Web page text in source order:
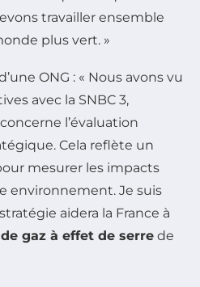
travailler ensemble
plus vert. »
ONG : « Nous avons vu
avec la SNBC 3,
l’évaluation
Cela reflète un
mesurer les impacts
environnement. Je suis
aidera la France à
gaz à effet de serre de